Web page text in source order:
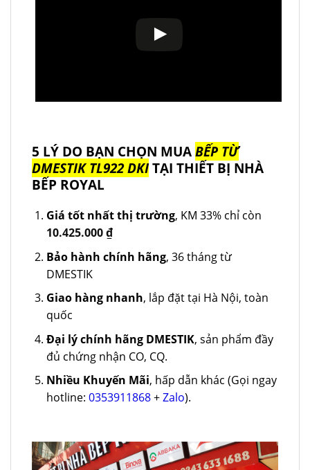
5 LÝ DO BẠN CHỌN MUABẾP TỪ
DMESTIK TL922 DKITẠI THIẾT BỊ NHÀ
BẾP ROYAL
Giá tốt nhất thị trường, KM 33% chỉ còn
10.425.000₫
Bảo hành chính hãng, 36 tháng từ
DMESTIK
Giao hàng nhanh, lắp đặt tại Hà Nội, toàn
quốc
Đại lý chính hãng DMESTIK, sản phẩm đầy
đủ chứng nhận CO, CQ.
Nhiều Khuyến Mãi, hấp dẫn khác (Gọi ngay
hotline: 0353911868+Zalo).